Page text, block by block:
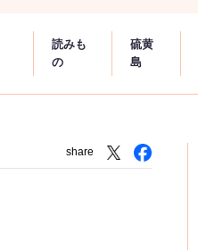
読みも
の
硫黄
島
share